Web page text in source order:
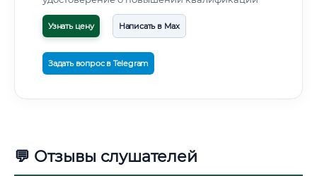
Узнать цену Написать в Max
Задать вопрос в Telegram
💬 Отзывы слушателей